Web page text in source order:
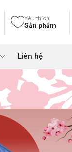
Yêu thích
Sản phẩm
Liên hệ